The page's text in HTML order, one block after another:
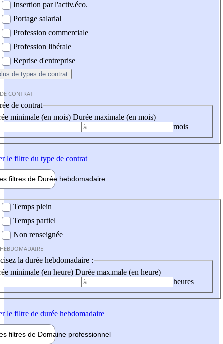
Insertion par l'activ.éco.
Portage salarial
Profession commerciale
Profession libérale
Reprise d'entreprise
de types de contrat
CONTRAT
de contrat
minimale (en mois) Durée maximale (en mois)
mois
le filtre du type de contrat
filtres de Durée hebdomadaire
Temps plein
Temps partiel
Non renseignée
la durée hebdomadaire :
minimale (en heure) Durée maximale (en heure)
heures
le filtre de durée hebdomadaire
filtres de Domaine professionnel